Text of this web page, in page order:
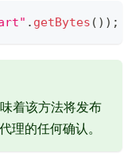
. getBytes ( ) ) ;
着该方法将发布
理的任何确认。